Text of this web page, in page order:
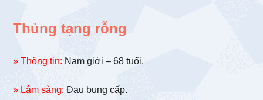
Thủng tạng rỗng
» Thông tin: Nam giới – 68 tuổi.
» Lâm sàng: Đau bụng cấp.